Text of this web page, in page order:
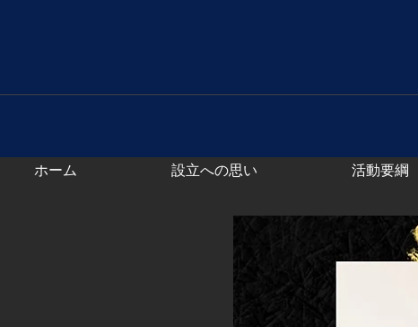
ホーム 設立への思い 活動要綱